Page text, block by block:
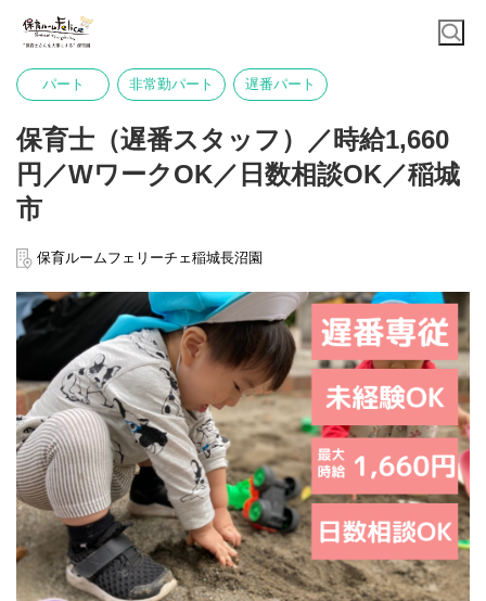
パート 非常勤パート 遅番パート
保育士（遅番スタッフ）／時給1,660
円／WワークOK／日数相談OK／稲城
市
保育ルームフェリーチェ稲城長沼園